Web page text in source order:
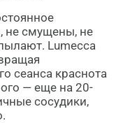
не смущены, не
Lumecca
сеанса краснота
— еще на 20-
сосудики,